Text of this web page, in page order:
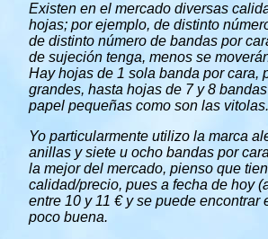
Existen en el mercado diversas
hojas; por ejemplo, de distinto
de distinto número de bandas por
de sujeción tenga, menos se
Hay hojas de 1 sola banda por cara,
grandes, hasta hojas de 7 y 8
papel pequeñas como son las vitolas.
Yo particularmente utilizo la marca
anillas y siete u ocho bandas por
la mejor del mercado, pienso que
calidad/precio, pues a fecha de hoy
entre 10 y 11 € y se puede encontrar
poco buena.